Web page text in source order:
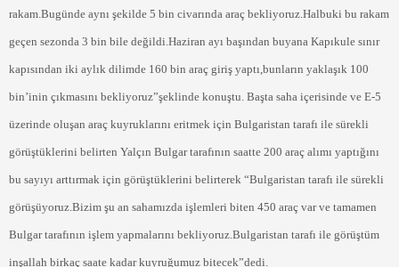
rakam.Bugünde aynı şekilde 5 bin civarında araç bekliyoruz.Halbuki bu rakam
geçen sezonda 3 bin bile değildi.Haziran ayı başından buyana Kapıkule sınır
kapısından iki aylık dilimde 160 bin araç giriş yaptı,bunların yaklaşık 100
bin’inin çıkmasını bekliyoruz”şeklinde konuştu. Başta saha içerisinde ve E-5
üzerinde oluşan araç kuyruklarını eritmek için Bulgaristan tarafı ile sürekli
görüştüklerini belirten Yalçın Bulgar tarafının saatte 200 araç alımı yaptığını
bu sayıyı arttırmak için görüştüklerini belirterek “Bulgaristan tarafı ile sürekli
görüşüyoruz.Bizim şu an sahamızda işlemleri biten 450 araç var ve tamamen
Bulgar tarafının işlem yapmalarını bekliyoruz.Bulgaristan tarafı ile görüştüm
inşallah birkaç saate kadar kuyruğumuz bitecek”dedi.